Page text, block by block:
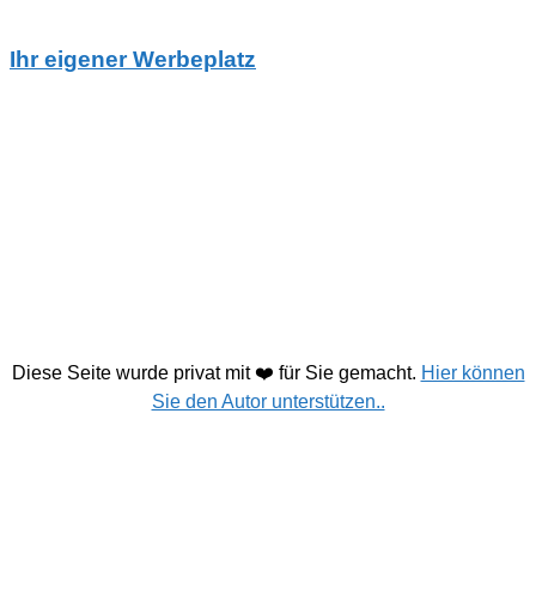
Ihr eigener Werbeplatz
Diese Seite wurde privat mit ❤️ für Sie gemacht. Hier können
Sie den Autor unterstützen..